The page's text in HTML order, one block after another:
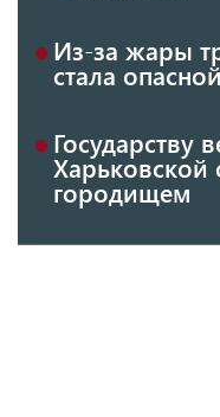
Из-за жары
стала опасной
Государству
Харьковской
городищем